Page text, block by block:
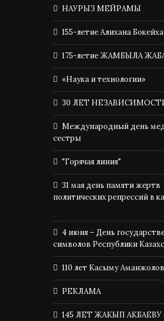
НАУРЫЗ МЕЙРАМЫ
155-летие Алихана
175-летие ЖАМБЫЛА
«Наука и технологии»
30 ЛЕТ
Международный день
сестры
"Горячая линия"
31 мая день памяти жертв
политических репрессий в
4 июня – День
символов Республики
110 лет Касыму
РЕКЛАМА
145 ЛЕТ ЖАКЫП АКБАЕВУ